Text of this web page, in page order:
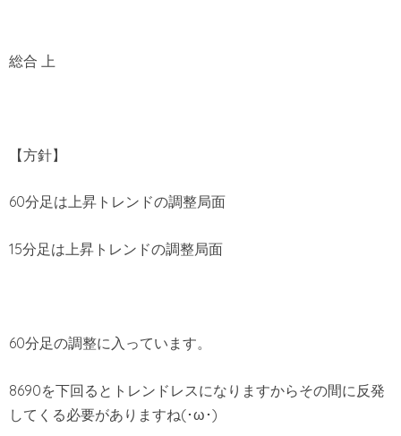
総合 上
【方針】
60分足は上昇トレンドの調整局面
15分足は上昇トレンドの調整局面
60分足の調整に入っています。
8690を下回るとトレンドレスになりますからその間に反発
してくる必要がありますね(･ω･)